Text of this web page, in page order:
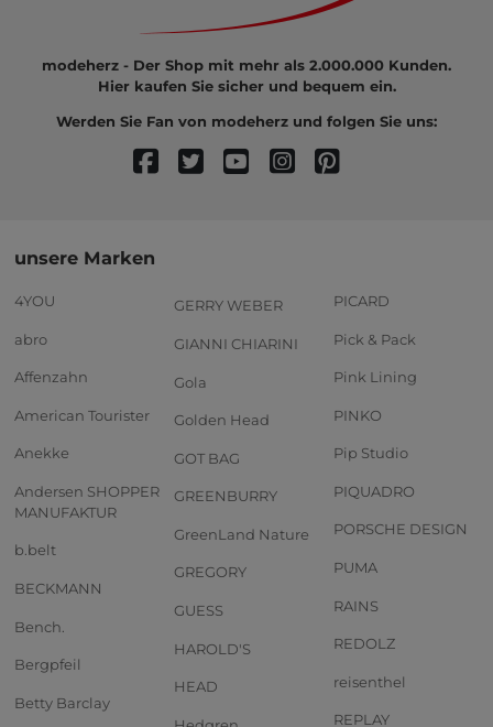
modeherz - Der Shop mit mehr als 2.000.000 Kunden.
Hier kaufen Sie sicher und bequem ein.
Werden Sie Fan von modeherz und folgen Sie uns:
unsere Marken
4YOU
abro
Affenzahn
American Tourister
Anekke
Andersen SHOPPER
MANUFAKTUR
b.belt
BECKMANN
Bench.
Bergpfeil
Betty Barclay
GERRY WEBER
GIANNI CHIARINI
Gola
Golden Head
GOT BAG
GREENBURRY
GreenLand Nature
GREGORY
GUESS
HAROLD'S
HEAD
PICARD
Pick & Pack
Pink Lining
PINKO
Pip Studio
PIQUADRO
PORSCHE DESIGN
PUMA
RAINS
REDOLZ
reisenthel
REPLAY